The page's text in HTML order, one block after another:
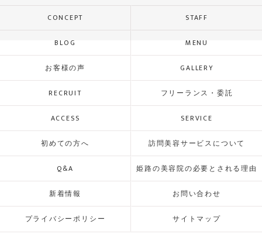
CONCEPT STAFF
BLOG MENU
お客様の声 GALLERY
RECRUIT フリーランス・委託
ACCESS SERVICE
初めての方へ 訪問美容サービスについて
Q&A 姫路の美容院の必要とされる理由
新着情報 お問い合わせ
プライバシーポリシー サイトマップ